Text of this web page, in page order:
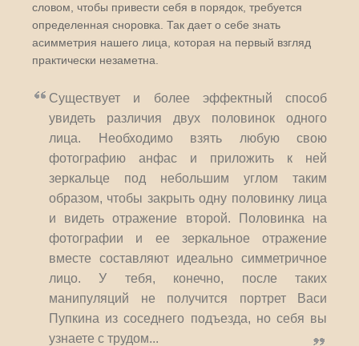
словом, чтобы привести себя в порядок, требуется
определенная сноровка. Так дает о себе знать
асимметрия нашего лица, которая на первый взгляд
практически незаметна.
Существует и более эффектный способ
увидеть различия двух половинок одного
лица. Необходимо взять любую свою
фотографию анфас и приложить к ней
зеркальце под небольшим углом таким
образом, чтобы закрыть одну половинку лица
и видеть отражение второй. Половинка на
фотографии и ее зеркальное отражение
вместе составляют идеально симметричное
лицо. У тебя, конечно, после таких
манипуляций не получится портрет Васи
Пупкина из соседнего подъезда, но себя вы
узнаете с трудом...